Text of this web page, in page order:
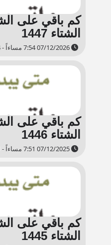
الشتاء 1447
الشتاء 1446
الشتاء 1445